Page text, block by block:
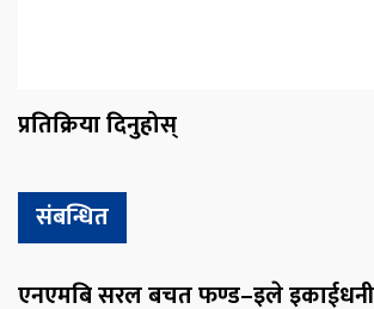
प्रतिक्रिया दिनुहोस्
संबन्धित
एनएमबि सरल बचत फण्ड–इले